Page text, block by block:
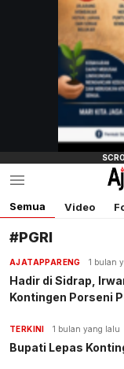
Semua Video
#PGRI
AJATAPPARENG 1 bulan
Hadir di Sidrap,
Kontingen Porseni
TERKINI 1 bulan yang lalu
Bupati Lepas